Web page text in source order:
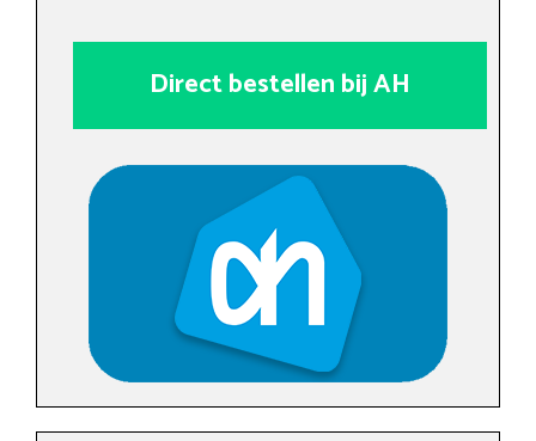
Direct bestellen bij AH